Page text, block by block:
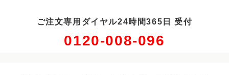
ご注文専用ダイヤル24時間365日 受付
0120-008-096